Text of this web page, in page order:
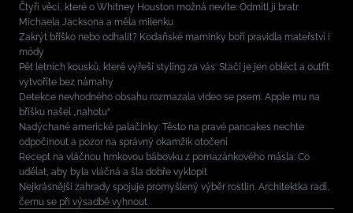
Čtyři věci, které o Whitney Houston možná nevíte: Odmítl ji bratr
Michaela Jacksona a měla milenku
Zakrýt bříško nebo odhalit? Kodaňské maminky boří pravidla mateřství i
módy
Pět letních kousků, které vyřeší styling za vás: Stačí je jen obléct a outfit
vytvoříte bez námahy
Detekce nevhodného obsahu rozmazala video se psem. Apple mu na
bříšku našel „nahotu“
Nadýchané americké palačinky: Těsto na pravé pancakes nechte
odpočinout a pozor na správný okamžik otočení
Recept na vláčnou hrnkovou bábovku z pomazánkového másla: Co
udělat, aby byla vláčná a šla dobře vyklopit
Nejkrásnější zahrady spojuje promyšlený výběr rostlin. Architektka radí,
čemu se při výsadbě vyhnout